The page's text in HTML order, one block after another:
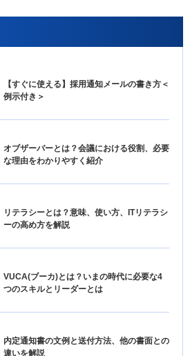
【すぐに使える】採用通知メールの書き方＜
例示付き＞
オブザーバーとは？会議における役割、必要
な理由をわかりやすく紹介
リテラシーとは？意味、使い方、ITリテラシ
ーの高め方を解説
VUCA(ブーカ)とは？いまの時代に必要な4
つのスキルとリーダーとは
内定通知書の文例と送付方法、他の書面との
違いを解説